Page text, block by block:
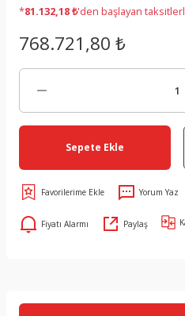
*81.132,18 ₺'den başlayan
768.721,80 ₺
Sepete Ekle
Yorum Yaz
Fiyatı Alarmı Paylaş